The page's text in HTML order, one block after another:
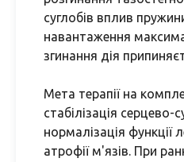
суглобів вплив
навантаження
згинання дія
Мета терапії на
стабілізація серцево-
нормалізація функції
атрофії м'язів. При